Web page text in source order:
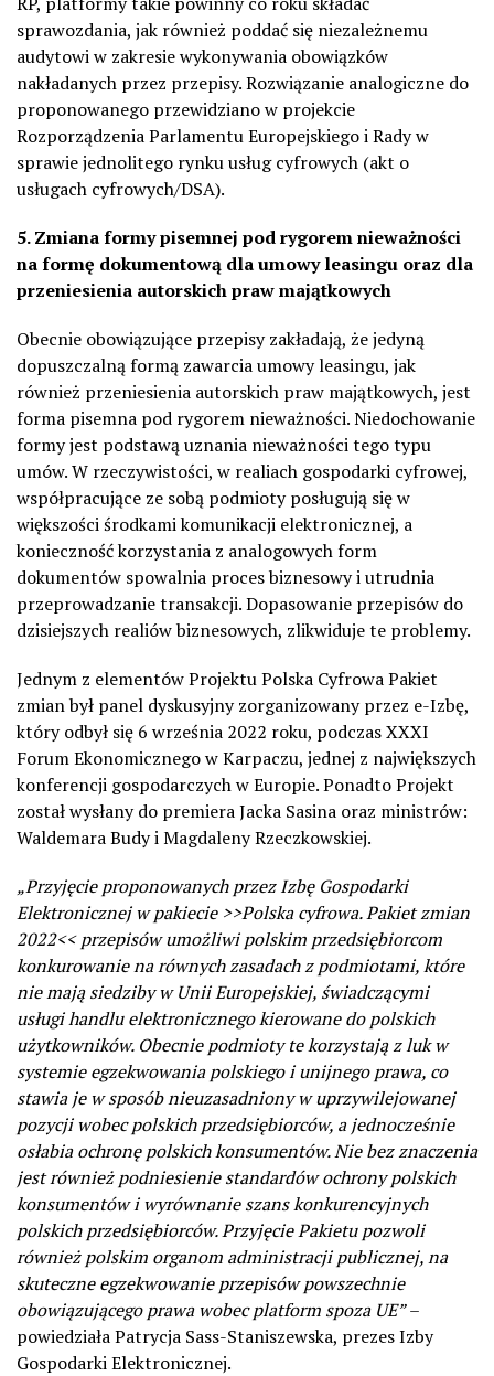
sprawozdania, jak również poddać się niezależnemu
audytowi w zakresie wykonywania obowiązków
nakładanych przez przepisy. Rozwiązanie analogiczne do
proponowanego przewidziano w projekcie
Rozporządzenia Parlamentu Europejskiego i Rady w
sprawie jednolitego rynku usług cyfrowych (akt o
usługach cyfrowych/DSA).
5. Zmiana formy pisemnej pod rygorem nieważności
na formę dokumentową dla umowy leasingu oraz dla
przeniesienia autorskich praw majątkowych
Obecnie obowiązujące przepisy zakładają, że jedyną
dopuszczalną formą zawarcia umowy leasingu, jak
również przeniesienia autorskich praw majątkowych, jest
forma pisemna pod rygorem nieważności. Niedochowanie
formy jest podstawą uznania nieważności tego typu
umów. W rzeczywistości, w realiach gospodarki cyfrowej,
współpracujące ze sobą podmioty posługują się w
większości środkami komunikacji elektronicznej, a
konieczność korzystania z analogowych form
dokumentów spowalnia proces biznesowy i utrudnia
przeprowadzanie transakcji. Dopasowanie przepisów do
dzisiejszych realiów biznesowych, zlikwiduje te problemy.
Jednym z elementów Projektu Polska Cyfrowa Pakiet
zmian był panel dyskusyjny zorganizowany przez e-Izbę,
który odbył się 6 września 2022 roku, podczas XXXI
Forum Ekonomicznego w Karpaczu, jednej z największych
konferencji gospodarczych w Europie. Ponadto Projekt
został wysłany do premiera Jacka Sasina oraz ministrów:
Waldemara Budy i Magdaleny Rzeczkowskiej.
„Przyjęcie proponowanych przez Izbę Gospodarki
Elektronicznej w pakiecie >>Polska cyfrowa. Pakiet zmian
2022<< przepisów umożliwi polskim przedsiębiorcom
konkurowanie na równych zasadach z podmiotami, które
nie mają siedziby w Unii Europejskiej, świadczącymi
usługi handlu elektronicznego kierowane do polskich
użytkowników. Obecnie podmioty te korzystają z luk w
systemie egzekwowania polskiego i unijnego prawa, co
stawia je w sposób nieuzasadniony w uprzywilejowanej
pozycji wobec polskich przedsiębiorców, a jednocześnie
osłabia ochronę polskich konsumentów. Nie bez znaczenia
jest również podniesienie standardów ochrony polskich
konsumentów i wyrównanie szans konkurencyjnych
polskich przedsiębiorców. Przyjęcie Pakietu pozwoli
również polskim organom administracji publicznej, na
skuteczne egzekwowanie przepisów powszechnie
obowiązującego prawa wobec platform spoza UE”–
powiedziała Patrycja Sass-Staniszewska, prezes Izby
Gospodarki Elektronicznej.